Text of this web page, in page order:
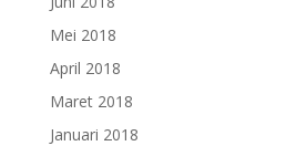
Mei 2018
April 2018
Maret 2018
Januari 2018